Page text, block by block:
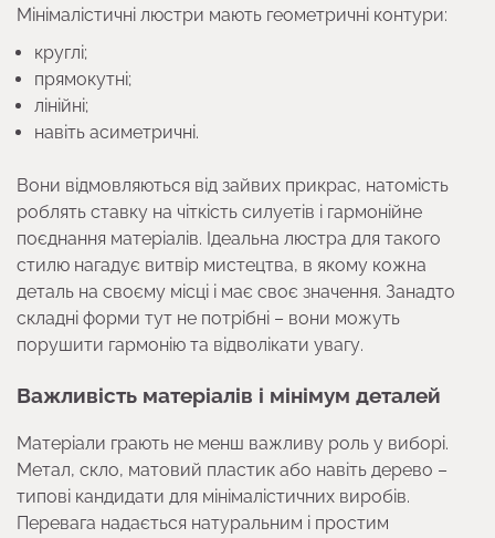
Мінімалістичні люстри мають геометричні контури:
круглі;
прямокутні;
лінійні;
навіть асиметричні.
Вони відмовляються від зайвих прикрас, натомість
роблять ставку на чіткість силуетів і гармонійне
поєднання матеріалів. Ідеальна люстра для такого
стилю нагадує витвір мистецтва, в якому кожна
деталь на своєму місці і має своє значення. Занадто
складні форми тут не потрібні – вони можуть
порушити гармонію та відволікати увагу.
Важливість матеріалів і мінімум деталей
Матеріали грають не менш важливу роль у виборі.
Метал, скло, матовий пластик або навіть дерево –
типові кандидати для мінімалістичних виробів.
Перевага надається натуральним і простим